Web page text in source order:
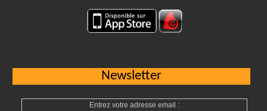
Newsletter
Entrez votre adresse email :